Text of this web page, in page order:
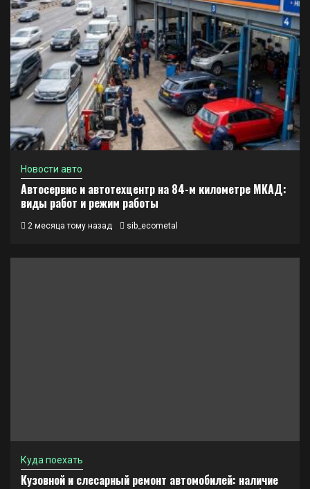
Новости авто
Автосервис и автотехцентр на 84-м километре МКАД:
виды работ и режим работы
2 месяца тому назад sib_ecometal
Куда поехать
Кузовной и слесарный ремонт автомобилей: наличие